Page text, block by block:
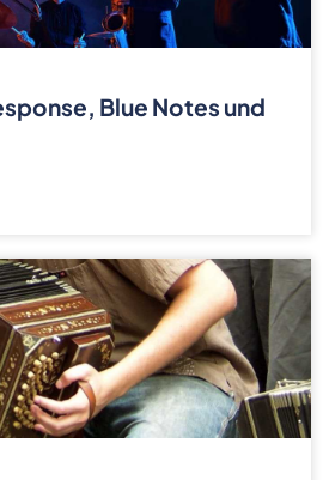
Blue Notes und